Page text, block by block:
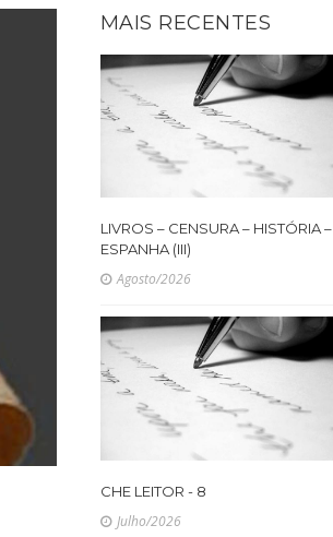
MAIS RECENTES
LIVROS – CENSURA – HISTÓRIA –
ESPANHA (III)
Agosto/2026
CHE LEITOR - 8
Julho/2026